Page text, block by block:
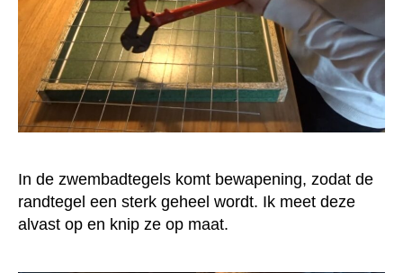
In de zwembadtegels komt bewapening, zodat de
randtegel een sterk geheel wordt. Ik meet deze
alvast op en knip ze op maat.